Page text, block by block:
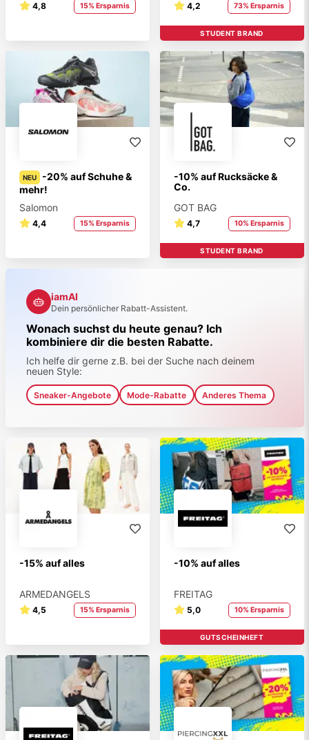
4,8 15% Ersparnis 4,2 73% Ersparnis
STUDENT BRAND
NEU
-20% auf Schuhe &
mehr!
Salomon
4,4 15% Ersparnis
-10% auf Rucksäcke &
Co.
GOT BAG
4,7 10% Ersparnis
STUDENT BRAND
iamAI
Dein persönlicher Rabatt-Assistent.
Wonach suchst du heute genau? Ich
kombiniere dir die besten Rabatte.
Ich helfe dir gerne z.B. bei der Suche nach deinem
neuen Style:
Sneaker-Angebote Mode-Rabatte Anderes Thema
-15% auf alles
ARMEDANGELS
4,5 15% Ersparnis
-10% auf alles
FREITAG
5,0 10% Ersparnis
GUTSCHEINHEFT